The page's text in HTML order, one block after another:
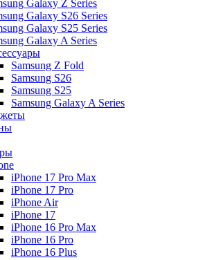
Galaxy Z Series
Galaxy S26 Series
Galaxy S25 Series
Galaxy A Series
Samsung Z Fold
Samsung S26
Samsung S25
Samsung Galaxy A Series
iPhone 17 Pro Max
iPhone 17 Pro
iPhone Air
iPhone 17
iPhone 16 Pro Max
iPhone 16 Pro
iPhone 16 Plus